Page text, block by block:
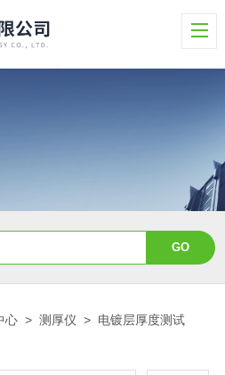
心 >测厚仪 > 电镀层厚度测试